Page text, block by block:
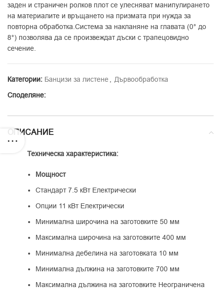
заден и страничен ролков плот се улесняват манипулирането
на материалите и връщането на призмата при нужда за
повторна обработка.Система за накланяне на главата (0° до
8°) позволява да се произвеждат дъски с трапецовидно
сечение.
Категории: Банцизи за листене
Дървообработка
Споделяне:
ОПИСАНИЕ
Техническа характеристика:
Мощност
Стандарт 7.5 кВт Електрически
Опции 11 кВт Електрически
Минимална широчина на заготовките 50 мм
Максимална широчина на заготовките 400 мм
Минимална дебелина на заготовката 10 мм
Минимална дължина на заготовките 700 мм
Максимална дължина на заготовките Неограничена